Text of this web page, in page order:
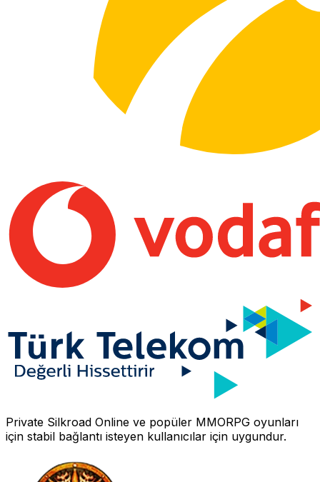
Private Silkroad Online ve popüler MMORPG oyunları
için stabil bağlantı isteyen kullanıcılar için uygundur.